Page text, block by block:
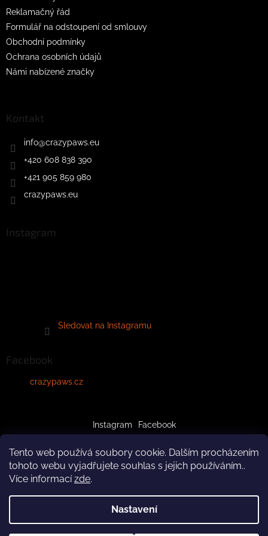
Tento web používá soubory cookie. Dalším procházením
tohoto webu vyjadřujete souhlas s jejich používáním..
Více informacízde.
Nastavení
Reklamačný řád
Formulář na odstoupení od smlouvy
Obchodní podmínky
Ochrana osobních údajů
Námi nabízené značky
Kontakt
info@crazypaws.eu
+420 608 838 390
+421 905 859 980
crazypaws.eu
Instagram
Sledovat na Instagramu
Facebook
crazypaws.cz
Instagram Facebook